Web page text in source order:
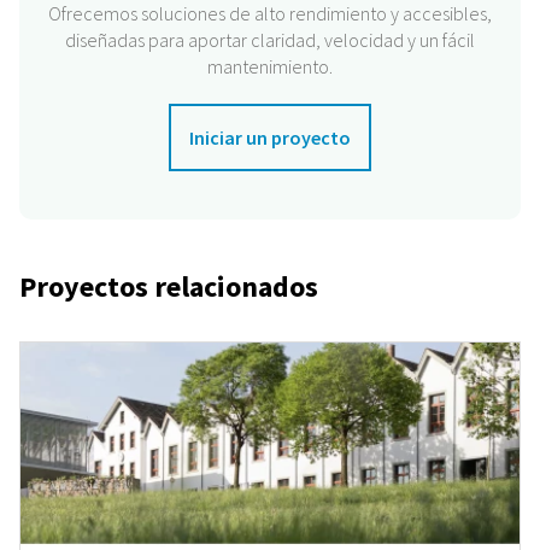
Ofrecemos soluciones de alto rendimiento y accesibles,
diseñadas para aportar claridad, velocidad y un fácil
mantenimiento.
Iniciar un proyecto
Proyectos relacionados